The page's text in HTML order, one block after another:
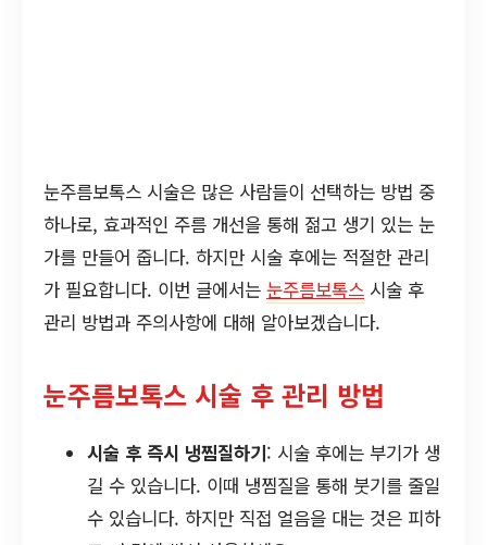
눈주름보톡스 시술은 많은 사람들이 선택하는 방법 중
하나로, 효과적인 주름 개선을 통해 젊고 생기 있는 눈
가를 만들어 줍니다. 하지만 시술 후에는 적절한 관리
가 필요합니다. 이번 글에서는 눈주름보톡스 시술 후
관리 방법과 주의사항에 대해 알아보겠습니다.
눈주름보톡스 시술 후 관리 방법
시술 후 즉시 냉찜질하기: 시술 후에는 부기가 생
길 수 있습니다. 이때 냉찜질을 통해 붓기를 줄일
수 있습니다. 하지만 직접 얼음을 대는 것은 피하